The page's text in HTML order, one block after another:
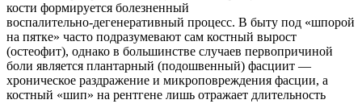
кости формируется болезненный
воспалительно‑дегенеративный процесс. В быту под «шпорой
на пятке» часто подразумевают сам костный вырост
(остеофит), однако в большинстве случаев первопричиной
боли является плантарный (подошвенный) фасциит —
хроническое раздражение и микроповреждения фасции, а
костный «шип» на рентгене лишь отражает длительность